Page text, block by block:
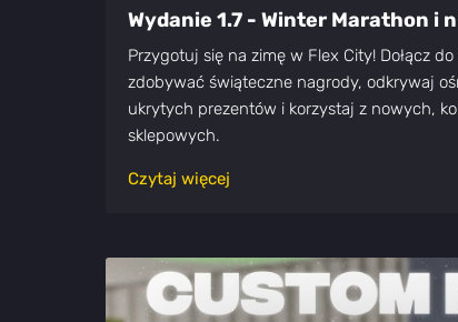
Wydanie 1.7 - Winter Marathon
Przygotuj się na zimę w Flex City! Dołącz
zdobywać świąteczne nagrody, odkrywaj
ukrytych prezentów i korzystaj z nowych,
sklepowych.
Czytaj więcej